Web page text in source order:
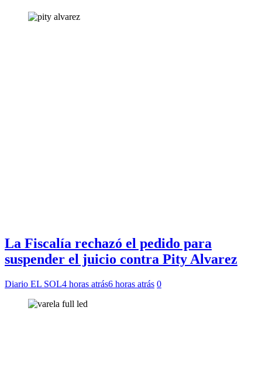
La Fiscalía rechazó el pedido para
suspender el juicio contra Pity Alvarez
Diario EL SOL4 horas atrás6 horas atrás 0